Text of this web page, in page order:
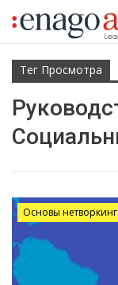
Тег Просмотра
Основы